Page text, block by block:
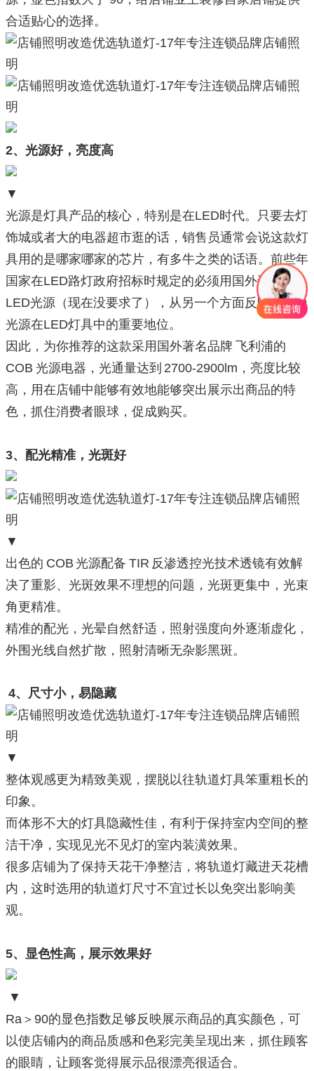
合适贴心的选择。
2、光源好，亮度高
▼
光源是灯具产品的核心，特别是在LED时代。只要去灯
饰城或者大的电器超市逛的话，销售员通常会说这款灯
具用的是哪家哪家的芯片，有多牛之类的话语。前些年
国家在LED路灯政府招标时规定的必须用国外进口的
LED光源（现在没要求了），从另一个方面反映了LED
光源在LED灯具中的重要地位。
因此，为你推荐的这款采用国外著名品牌 飞利浦的
COB 光源电器，光通量达到 2700-2900lm，亮度比较
高，用在店铺中能够有效地能够突出展示出商品的特
色，抓住消费者眼球，促成购买。
3、配光精准，光斑好
▼
出色的 COB 光源配备 TIR 反渗透控光技术透镜有效解
决了重影、光斑效果不理想的问题，光斑更集中，光束
角更精准。
精准的配光，光晕自然舒适，照射强度向外逐渐虚化，
外围光线自然扩散，照射清晰无杂影黑斑。
4、尺寸小，易隐藏
▼
整体观感更为精致美观，摆脱以往轨道灯具笨重粗长的
印象。
而体形不大的灯具隐藏性佳，有利于保持室内空间的整
洁干净，实现见光不见灯的室内装潢效果。
很多店铺为了保持天花干净整洁，将轨道灯藏进天花槽
内，这时选用的轨道灯尺寸不宜过长以免突出影响美
观。
5、显色性高，展示效果好
▼
Ra＞90的显色指数足够反映展示商品的真实颜色，可
以使店铺内的商品质感和色彩完美呈现出来，抓住顾客
的眼睛，让顾客觉得展示品很漂亮很适合。